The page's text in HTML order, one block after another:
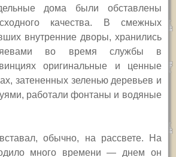
дома были обставлены
качества. В смежных
внутренние дворы, хранились
во время службы в
оригинальные и ценные
затененных зеленью деревьев и
работали фонтаны и водяные
обычно, на рассвете. На
много времени — днем он